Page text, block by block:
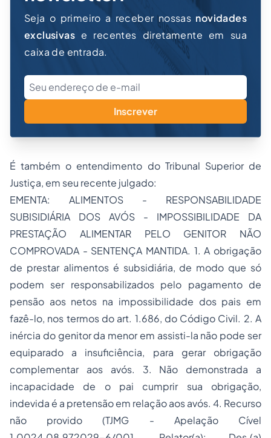
Seja o primeiro a receber nossas
novidades
exclusivas
e recentes diretamente em sua
caixa de entrada.
Inscrever
É também o entendimento do Tribunal Superior de
Justiça, em seu recente julgado:
EMENTA: ALIMENTOS - RESPONSABILIDADE
SUBISIDIÁRIA DOS AVÓS - IMPOSSIBILIDADE DA
PRESTAÇÃO ALIMENTAR PELO GENITOR NÃO
COMPROVADA - SENTENÇA MANTIDA. 1. A obrigação
de prestar alimentos é subsidiária, de modo que só
podem ser responsabilizados pelo pagamento de
pensão aos netos na impossibilidade dos pais em
fazê-lo, nos termos do art. 1.686, do Código Civil. 2. A
inércia do genitor da menor em assisti-la não pode ser
equiparado a insuficiência, para gerar obrigação
complementar aos avós. 3. Não demonstrada a
incapacidade de o pai cumprir sua obrigação,
indevida é a pretensão em relação aos avós. 4. Recurso
não provido (TJMG - Apelação Cível
1.0024.08.972029-6/001, Relator(a): Des.(a)